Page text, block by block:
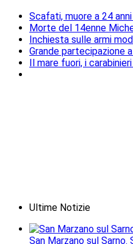
Scafati, muore a 24
Morte del 14enne
Inchiesta sulle armi
Grande partecipazione
Il mare fuori, i
Ultime Notizie
San Marzano sul